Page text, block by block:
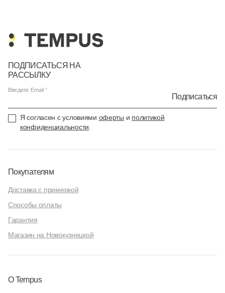
ПОДПИСАТЬСЯ НА
РАССЫЛКУ
Введите Email
Подписаться
Я согласен с условиями оферты и политикой
конфиденциальности.
Покупателям
Доставка с примеркой
Способы оплаты
Гарантия
Магазин на Новокузнецкой
О Tempus